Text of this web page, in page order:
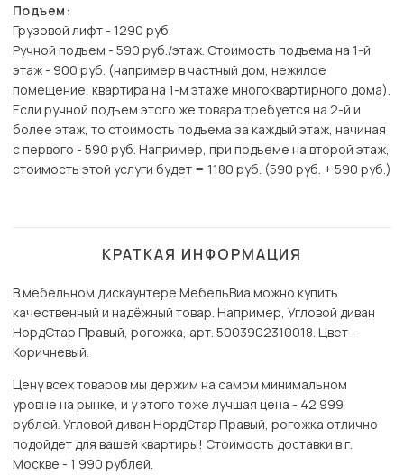
Подъем:
Грузовой лифт - 1290 руб.
Ручной подъем - 590 руб./этаж. Стоимость подъема на 1-й
этаж - 900 руб. (например в частный дом, нежилое
помещение, квартира на 1-м этаже многоквартирного дома).
Если ручной подъем этого же товара требуется на 2-й и
более этаж, то стоимость подъема за каждый этаж, начиная
с первого - 590 руб. Например, при подъеме на второй этаж,
стоимость этой услуги будет = 1180 руб. (590 руб. + 590 руб.)
КРАТКАЯ ИНФОРМАЦИЯ
В мебельном дискаунтере МебельВиа можно купить
качественный и надёжный товар. Например, Угловой диван
НордСтар Правый, рогожка, арт. 5003902310018. Цвет -
Коричневый.
Цену всех товаров мы держим на самом минимальном
уровне на рынке, и у этого тоже лучшая цена - 42 999
рублей. Угловой диван НордСтар Правый, рогожка отлично
подойдет для вашей квартиры! Стоимость доставки в г.
Москве - 1 990 рублей.